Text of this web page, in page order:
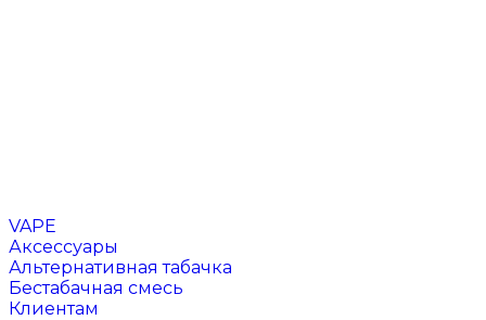
VAPE
Аксессуары
Альтернативная табачка
Бестабачная смесь
Клиентам